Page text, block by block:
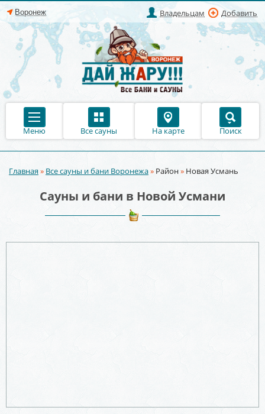
Владельцам Добавить
Меню Все сауны На карте Поиск
Вы здесь
Главная» Все сауны и бани Воронежа» Район» Новая Усмань
Сауны и бани в Новой Усмани